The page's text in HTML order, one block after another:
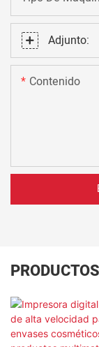
Adjunto:
Contenido